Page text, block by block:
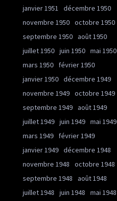
janvier 1951
décembre 1950
novembre 1950 octobre 1950
septembre 1950 août 1950
juillet 1950 juin 1950 mai 1950
mars 1950
février 1950
janvier 1950 décembre 1949
novembre 1949 octobre 1949
septembre 1949 août 1949
juillet 1949 juin 1949 mai 1949
mars 1949
février 1949
janvier 1949 décembre 1948
novembre 1948
octobre 1948
septembre 1948
août 1948
juillet 1948
juin 1948
mai 1948